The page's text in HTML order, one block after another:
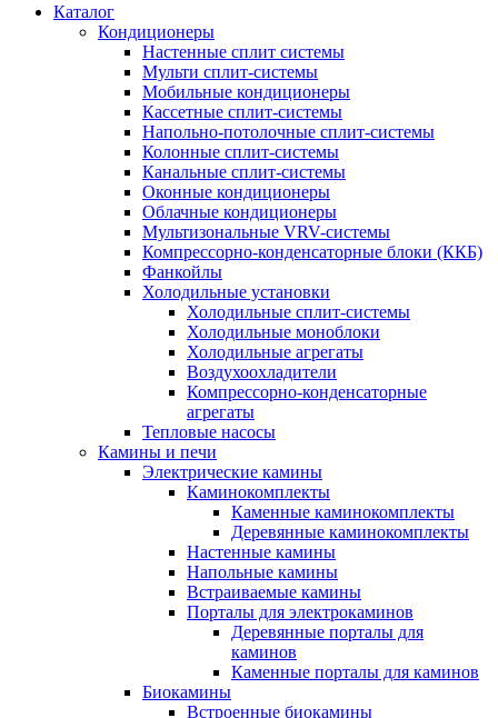
Каталог
Кондиционеры
Настенные сплит системы
Мульти сплит-системы
Мобильные кондиционеры
Кассетные сплит-системы
Напольно-потолочные сплит-системы
Колонные сплит-системы
Канальные сплит-системы
Оконные кондиционеры
Облачные кондиционеры
Мультизональные VRV-системы
Компрессорно-конденсаторные блоки (ККБ)
Фанкойлы
Холодильные установки
Холодильные сплит-системы
Холодильные моноблоки
Холодильные агрегаты
Воздухоохладители
Компрессорно-конденсаторные
агрегаты
Тепловые насосы
Камины и печи
Электрические камины
Каминокомплекты
Каменные каминокомплекты
Деревянные каминокомплекты
Настенные камины
Напольные камины
Встраиваемые камины
Порталы для электрокаминов
Деревянные порталы для
каминов
Каменные порталы для каминов
Биокамины
Встроенные биокамины